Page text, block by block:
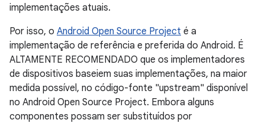
implementações atuais.
Por isso, o Android Open Source Project é a
implementação de referência e preferida do Android. É
ALTAMENTE RECOMENDADO que os implementadores
de dispositivos baseiem suas implementações, na maior
medida possível, no código-fonte "upstream" disponível
no Android Open Source Project. Embora alguns
componentes possam ser substituídos por